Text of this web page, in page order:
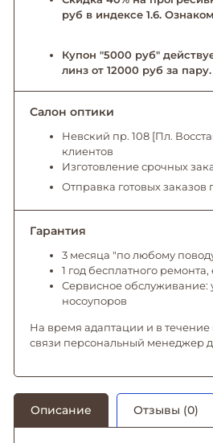
руб в индексе 1.6.
Купон "5000 руб"
линз от 12000 руб за пару.
Салон оптики
Невский пр. 108 [Пл.
клиентов
Изготовление срочных
Отправка готовых заказов
Гарантия
3 месяца "по любому
1 год бесплатного
Сервисное обслуживание:
носоупоров
На время адаптации и в течение
связи персональный менеджер
Описание Отзывы (0)